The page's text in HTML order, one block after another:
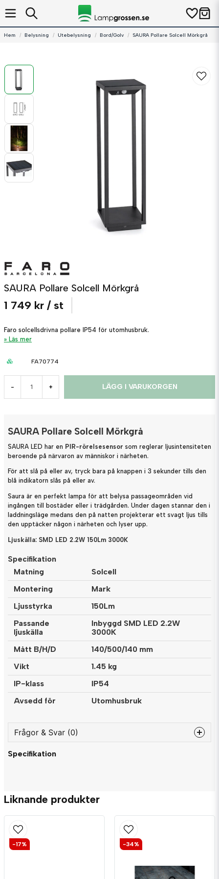
Hem Belysning Utebelysning Bord/Golv SAURA Pollare Solcell Mörkgrå
SAURA Pollare Solcell Mörkgrå
1 749 kr / st
Faro solcellsdrivna pollare IP54 för utomhusbruk.
Läs mer
FA70774
- + LÄGG I VARUKORGEN
SAURA Pollare Solcell Mörkgrå
SAURA LED har en PIR-rörelsesensor som reglerar ljusintensiteten
beroende på närvaron av människor i närheten.
För att slå på eller av, tryck bara på knappen i 3 sekunder tills den
blå indikatorn slås på eller av.
Saura är en perfekt lampa för att belysa passageområden vid
ingången till bostäder eller i trädgården. Under dagen stannar den i
laddningsläge medans den på natten projekterar ett svagt ljus tills
den upptäcker någon i närheten och lyser upp.
Ljuskälla: SMD LED 2.2W 150Lm 3000K
Specifikation
Matning
Solcell
Montering
Mark
Ljusstyrka
150Lm
Passande
ljuskälla
Inbyggd SMD LED 2.2W
3000K
Mått B/H/D
140/500/140 mm
Vikt
1.45 kg
IP-klass
IP54
Avsedd för
Utomhusbruk
Frågor & Svar (0)
question
Namn
email
Specifikation
Liknande produkter
-17% -34%